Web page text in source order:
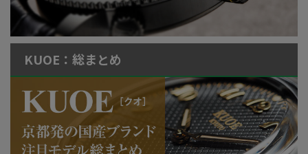
KUOE：総まとめ